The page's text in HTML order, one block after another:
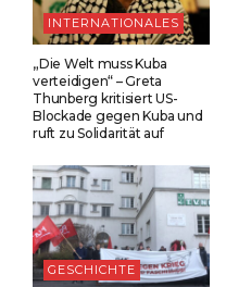
INTERNATIONALES
„Die Welt muss Kuba
verteidigen“ – Greta
Thunberg kritisiert US-
Blockade gegen Kuba und
ruft zu Solidarität auf
GESCHICHTE